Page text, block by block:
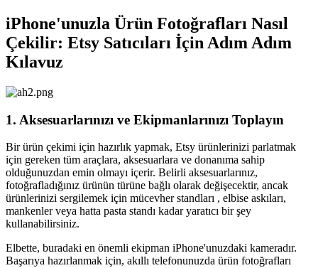
iPhone'unuzla Ürün Fotoğrafları Nasıl
Çekilir: Etsy Satıcıları İçin Adım Adım
Kılavuz
1. Aksesuarlarınızı ve Ekipmanlarınızı Toplayın
Bir ürün çekimi için hazırlık yapmak, Etsy ürünlerinizi parlatmak
için gereken tüm araçlara, aksesuarlara ve donanıma sahip
olduğunuzdan emin olmayı içerir. Belirli aksesuarlarınız,
fotoğrafladığınız ürünün türüne bağlı olarak değişecektir, ancak
ürünlerinizi sergilemek için mücevher standları , elbise askıları,
mankenler veya hatta pasta standı kadar yaratıcı bir şey
kullanabilirsiniz.
Elbette, buradaki en önemli ekipman iPhone'unuzdaki kameradır.
Başarıya hazırlanmak için, akıllı telefonunuzda ürün fotoğrafları